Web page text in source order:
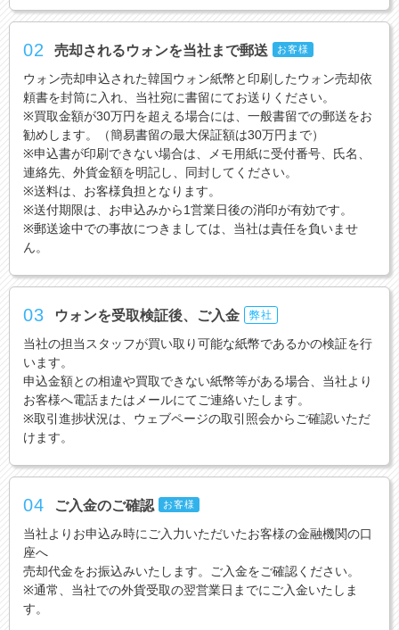
02 売却されるウォンを当社まで郵送 お客様
ウォン売却申込された韓国ウォン紙幣と印刷したウォン売却依
頼書を封筒に入れ、当社宛に書留にてお送りください。
※買取金額が30万円を超える場合には、一般書留での郵送をお
勧めします。（簡易書留の最大保証額は30万円まで）
※申込書が印刷できない場合は、メモ用紙に受付番号、氏名、
連絡先、外貨金額を明記し、同封してください。
※送料は、お客様負担となります。
※送付期限は、お申込みから1営業日後の消印が有効です。
※郵送途中での事故につきましては、当社は責任を負いませ
ん。
03 ウォンを受取検証後、ご入金 弊社
当社の担当スタッフが買い取り可能な紙幣であるかの検証を行
います。
申込金額との相違や買取できない紙幣等がある場合、当社より
お客様へ電話またはメールにてご連絡いたします。
※取引進捗状況は、ウェブページの取引照会からご確認いただ
けます。
04 ご入金のご確認 お客様
当社よりお申込み時にご入力いただいたお客様の金融機関の口
座へ
売却代金をお振込みいたします。ご入金をご確認ください。
※通常、当社での外貨受取の翌営業日までにご入金いたしま
す。